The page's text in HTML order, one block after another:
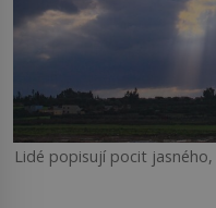
Lidé popisují pocit